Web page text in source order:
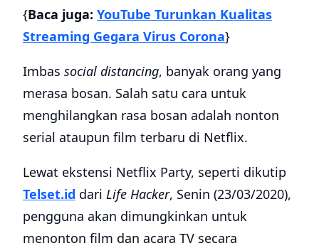
{Baca juga: YouTube Turunkan Kualitas
Streaming Gegara Virus Corona}
Imbas social distancing, banyak orang yang
merasa bosan. Salah satu cara untuk
menghilangkan rasa bosan adalah nonton
serial ataupun film terbaru di Netflix.
Lewat ekstensi Netflix Party, seperti dikutip
Telset.id dari Life Hacker, Senin (23/03/2020),
pengguna akan dimungkinkan untuk
menonton film dan acara TV secara